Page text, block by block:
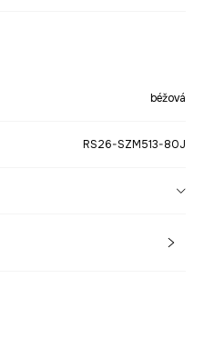
béžová
RS26-SZM513-80J